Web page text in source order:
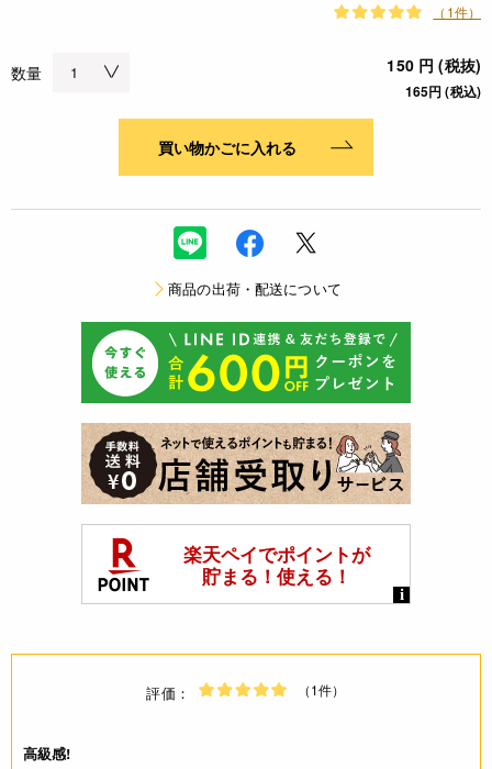
（1件）
数量 150 円 (税抜)
165円 (税込)
買い物かごに入れる
商品の出荷・配送について
評価： （1件）
高級感!